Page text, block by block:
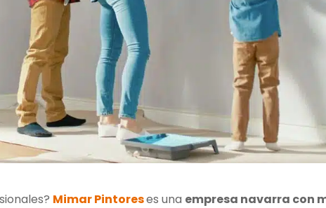
Mimar Pintoreses una empresa navarra con